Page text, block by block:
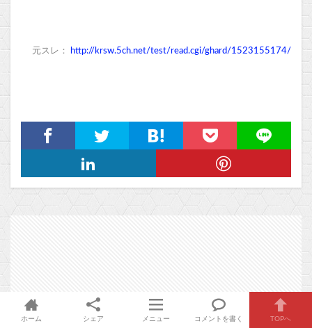
元スレ： http://krsw.5ch.net/test/read.cgi/ghard/1523155174/
ホーム シェア メニュー コメントを書く TOPへ